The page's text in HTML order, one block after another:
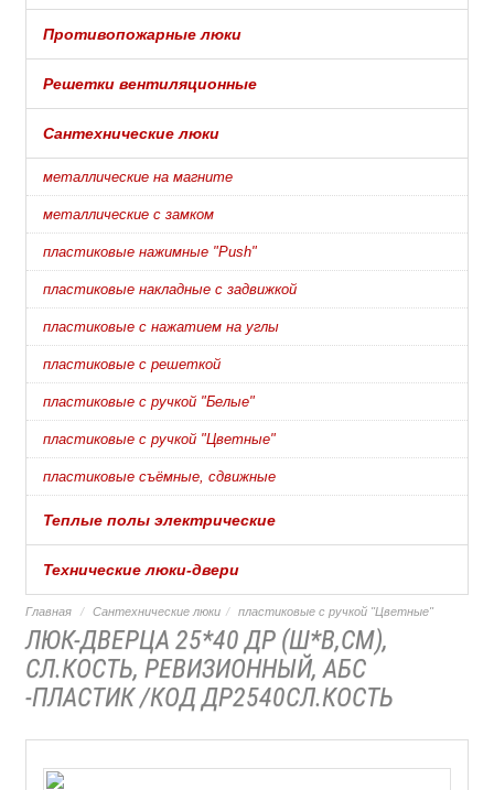
Противопожарные люки
Решетки вентиляционные
Сантехнические люки
металлические на магните
металлические с замком
пластиковые нажимные "Push"
пластиковые накладные с задвижкой
пластиковые с нажатием на углы
пластиковые с решеткой
пластиковые с ручкой "Белые"
пластиковые с ручкой "Цветные"
пластиковые съёмные, сдвижные
Теплые полы электрические
Технические люки-двери
Главная Сантехнические люки пластиковые с ручкой "Цветные"
ЛЮК-ДВЕРЦА 25*40 ДР (Ш*В,СМ),
СЛ.КОСТЬ, РЕВИЗИОННЫЙ, АБС
-ПЛАСТИК /КОД ДР2540СЛ.КОСТЬ